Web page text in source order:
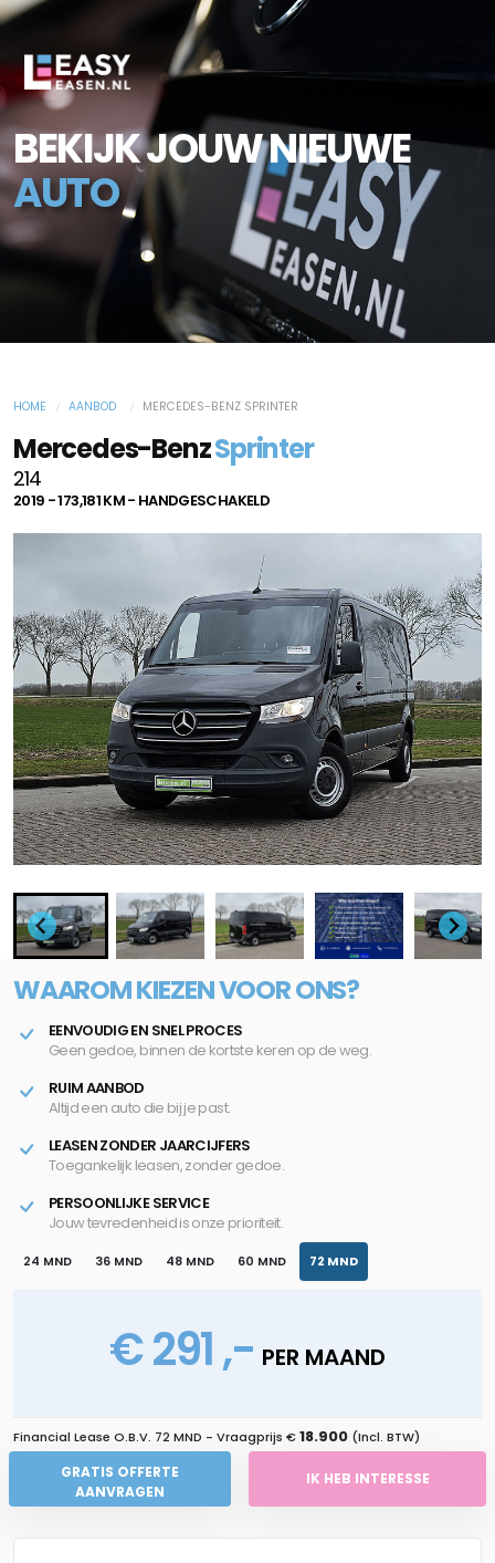
BEKIJK JOUW NIEUWE
AUTO
HOME AANBOD MERCEDES-BENZ SPRINTER
Mercedes-BenzSprinter
214
2019 - 173,181 KM - HANDGESCHAKELD
WAAROM KIEZEN VOOR ONS?
EENVOUDIG EN SNEL PROCES
Geen gedoe, binnen de kortste keren op de weg.
RUIM AANBOD
Altijd een auto die bij je past.
LEASEN ZONDER JAARCIJFERS
Toegankelijk leasen, zonder gedoe.
PERSOONLIJKE SERVICE
Jouw tevredenheid is onze prioriteit.
24 MND 36 MND 48 MND 60 MND 72 MND
€ 291 ,- PER MAAND
Financial Lease O.B.V. 72 MND - Vraagprijs €18.900 (Incl. BTW)
GRATIS OFFERTE
AANVRAGEN
IK HEB INTERESSE